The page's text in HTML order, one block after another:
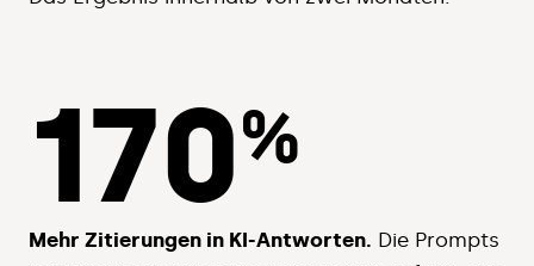
170%
Mehr Zitierungen in KI-Antworten. Die Prompts